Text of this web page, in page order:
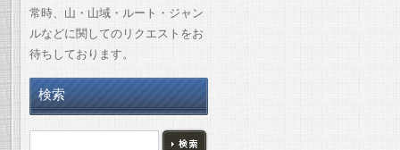
常時、山・山域・ルート・ジャン
ルなどに関してのリクエストをお
待ちしております。
検索